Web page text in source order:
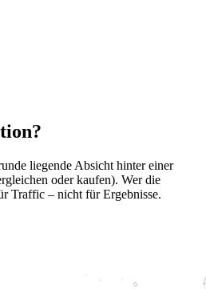
liegende Absicht hinter einer
oder kaufen). Wer die
Traffic – nicht für Ergebnisse.